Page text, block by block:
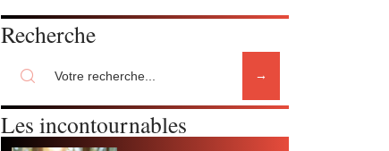
Recherche
Les incontournables